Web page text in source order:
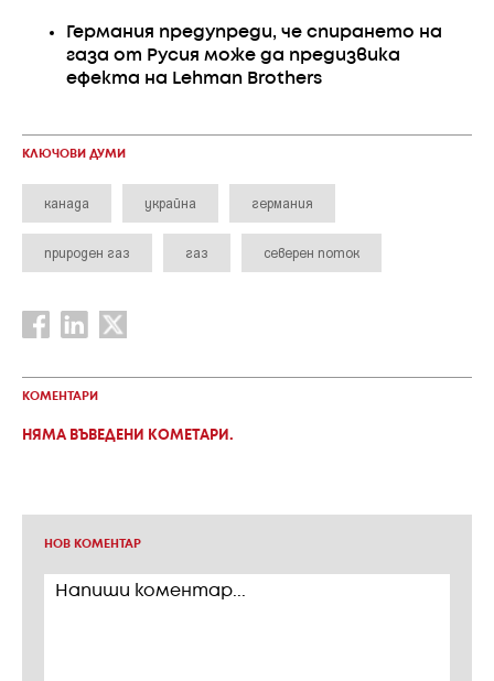
Германия предупреди, че спирането на
газа от Русия може да предизвика
ефекта на Lehman Brothers
КЛЮЧОВИ ДУМИ
канада украйна германия
природен газ газ северен поток
КОМЕНТАРИ
НЯМА ВЪВЕДЕНИ КОМЕТАРИ.
НОВ КОМЕНТАР